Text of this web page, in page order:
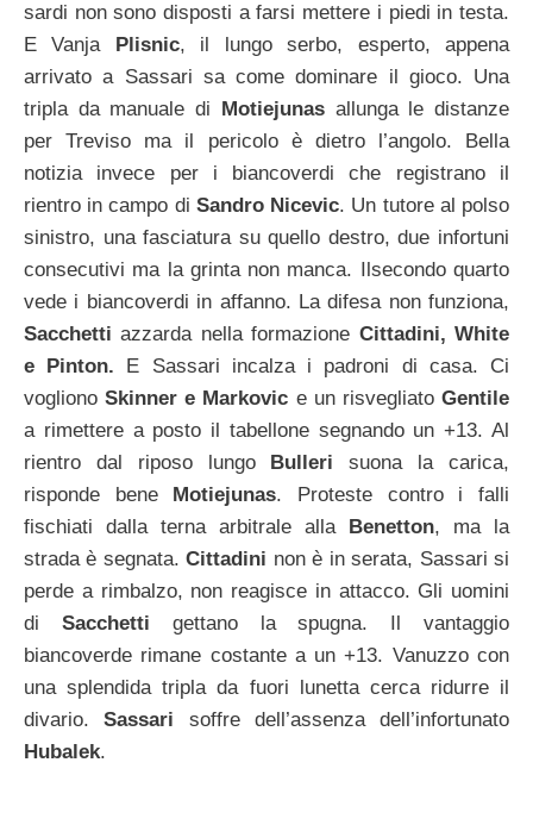
sardi non sono disposti a farsi mettere i piedi in testa.
E Vanja
Plisnic, il lungo serbo, esperto, appena
arrivato a Sassari sa come dominare il gioco. Una
tripla da manuale di
Motiejunas allunga le distanze
per Treviso ma il pericolo è dietro l’angolo. Bella
notizia invece per i biancoverdi che registrano il
rientro in campo di Sandro Nicevic. Un tutore al polso
sinistro, una fasciatura su quello destro, due infortuni
consecutivi ma la grinta non manca. Ilsecondo quarto
vede i biancoverdi in affanno. La difesa non funziona,
Sacchettiazzarda nella formazione Cittadini, White
e Pinton. E Sassari incalza i padroni di casa. Ci
voglionoSkinner e Markovic e un risvegliatoGentile
a rimettere a posto il tabellone segnando un +13. Al
rientro dal riposo lungo
Bullerisuona la carica,
risponde bene
Motiejunas. Proteste contro i falli
fischiati dalla terna arbitrale alla
Benetton, ma la
strada è segnata.Cittadini non è in serata, Sassari si
perde a rimbalzo, non reagisce in attacco. Gli uomini
di Sacchetti gettano la spugna. Il vantaggio
biancoverde rimane costante a un +13. Vanuzzo con
una splendida tripla da fuori lunetta cerca ridurre il
divario.Sassari soffre dell’assenza dell’infortunato
Hubalek.